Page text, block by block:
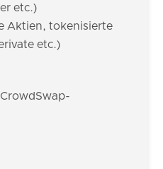
etc.)
Aktien, tokenisierte
etc.)